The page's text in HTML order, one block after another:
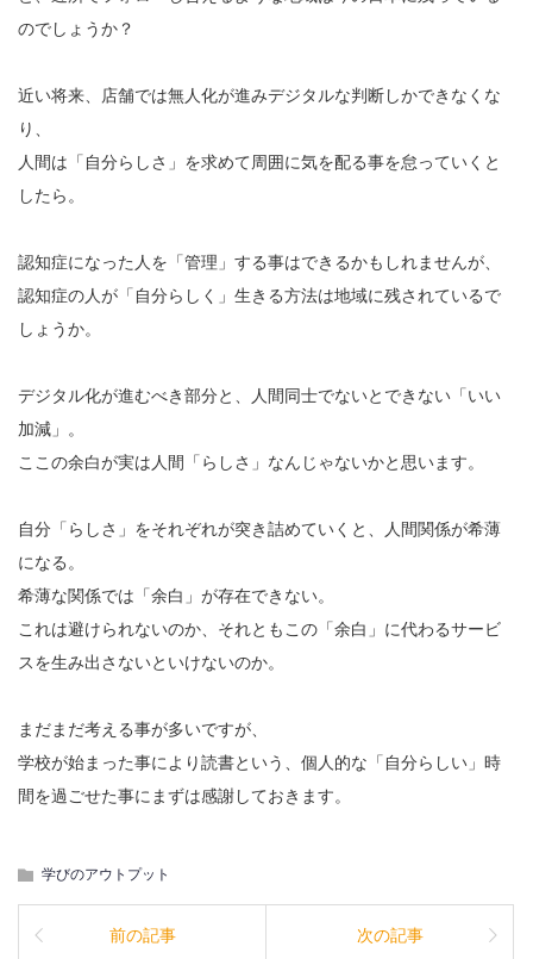
のでしょうか？
近い将来、店舗では無人化が進みデジタルな判断しかできなくな
り、
人間は「自分らしさ」を求めて周囲に気を配る事を怠っていくと
したら。
認知症になった人を「管理」する事はできるかもしれませんが、
認知症の人が「自分らしく」生きる方法は地域に残されているで
しょうか。
デジタル化が進むべき部分と、人間同士でないとできない「いい
加減」。
ここの余白が実は人間「らしさ」なんじゃないかと思います。
自分「らしさ」をそれぞれが突き詰めていくと、人間関係が希薄
になる。
希薄な関係では「余白」が存在できない。
これは避けられないのか、それともこの「余白」に代わるサービ
スを生み出さないといけないのか。
まだまだ考える事が多いですが、
学校が始まった事により読書という、個人的な「自分らしい」時
間を過ごせた事にまずは感謝しておきます。
学びのアウトプット
前の記事 次の記事